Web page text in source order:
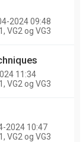
2024 09:48
VG2 og VG3
11:34
VG2 og VG3
2024 10:47
VG2 og VG3